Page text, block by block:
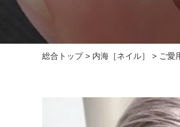
総合トップ> 内海［ネイル］ > ご愛